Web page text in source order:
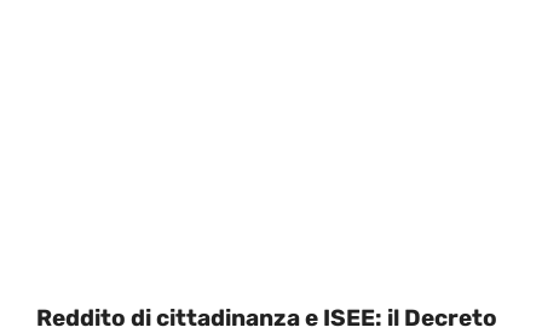
Reddito di cittadinanza e ISEE: il Decreto